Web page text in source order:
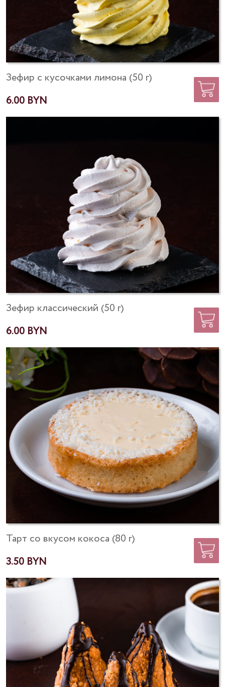
Зефир с кусочками лимона (50 г)
6.00
Зефир классический (50 г)
6.00
Тарт со вкусом кокоса (80 г)
3.50